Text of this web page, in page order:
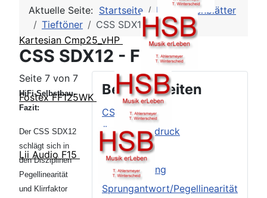
Kartesian Cmp25_vHP
Fostex FF125WK
Lii Audio F15
Aktuelle Seite: Startseite
HSB-Datenblätter
Tieftöner
CSS SDX12
CSS SDX12 - Fazit
Beitragsseiten
CSS SDX12
Äußerer Eindruck
TSP
Frequenzgang
Sprungantwort/Pegellinearität
Seite 7 von 7
HiFi-Selbstbau-
Fazit:
Der CSS SDX12
schlägt sich in
den Disziplinen
Pegellinearität
und Klirrfaktor